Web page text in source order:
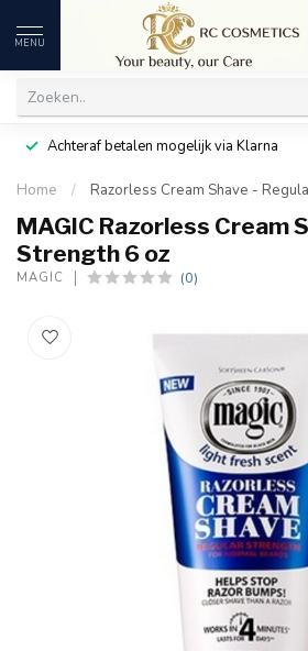
MENU
Achteraf betalen mogelijk via Klarna
Home / Razorless Cream Shave -
MAGIC Razorless Cream
Strength 6 oz
MAGIC (0)